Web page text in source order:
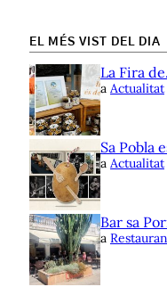
EL MÉS VIST DEL DIA
La Fira
a Actualitat
Sa Pobla
a Actualitat
Bar sa
a